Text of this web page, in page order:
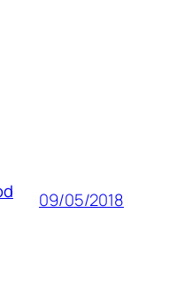
09/05/2018